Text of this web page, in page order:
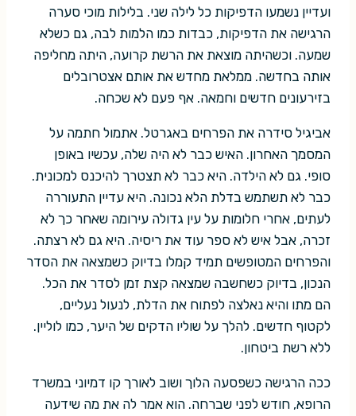
ועדיין נשמעו הדפיקות כל לילה שני. בלילות מוכי סערה
הרגישה את הדפיקות, כבדות כמו הלמות לבה, גם כשלא
שמעה. וכשהיתה מוצאת את הרשת קרועה, היתה מחליפה
אותה בחדשה. ממלאת מחדש את אותם אצטרובלים
בזירעונים חדשים וחמאה. אף פעם לא שכחה.
אביגיל סידרה את הפרחים באגרטל. אתמול חתמה על
המסמך האחרון. האיש כבר לא היה שלה, עכשיו באופן
סופי. גם לא הילדה. היא כבר לא תצטרך להיכנס למכונית.
כבר לא תשתמש בדלת הלא נכונה. היא עדיין התעוררה
לעתים, אחרי חלומות על עין גדולה עירומה שאחר כך לא
זכרה, אבל איש לא ספר עוד את ריסיה. היא גם לא רצתה.
והפרחים המטופשים תמיד קמלו בדיוק כשמצאה את הסדר
הנכון, בדיוק כשחשבה שמצאה קצת זמן לסדר את הכל.
הם מתו והיא נאלצה לפתוח את הדלת, לנעול נעליים,
לקטוף חדשים. להלך על שוליו הדקים של היער, כמו לוליין.
ללא רשת ביטחון.
ככה הרגישה כשפסעה הלוך ושוב לאורך קו דמיוני במשרד
הרופא, חודש לפני שברחה. הוא אמר לה את מה שידעה